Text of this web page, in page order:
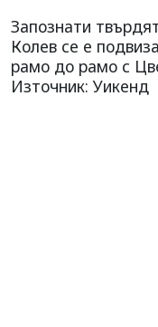
Запознати
Колев се е
рамо до рамо с
Източник: Уикенд